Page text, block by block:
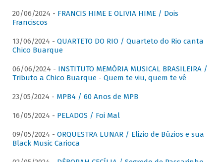
20/06/2024 - FRANCIS HIME E OLIVIA HIME / Dois
Franciscos
13/06/2024 - QUARTETO DO RIO / Quarteto do Rio canta
Chico Buarque
06/06/2024 - INSTITUTO MEMÓRIA MUSICAL BRASILEIRA /
Tributo a Chico Buarque - Quem te viu, quem te vê
23/05/2024 - MPB4 / 60 Anos de MPB
16/05/2024 - PELADOS / Foi Mal
09/05/2024 - ORQUESTRA LUNAR / Elizio de Búzios e sua
Black Music Carioca